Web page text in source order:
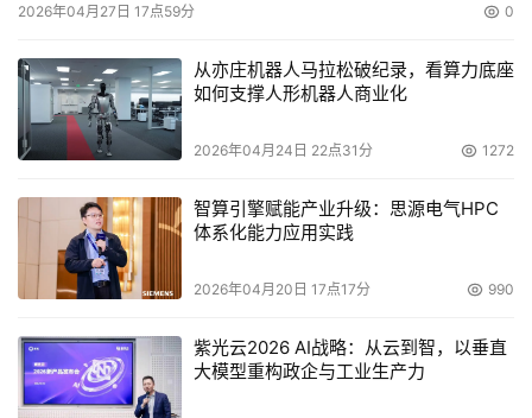
2026年04月27日 17点59分 0
从亦庄机器人马拉松破纪录，看算力底座
如何支撑人形机器人商业化
2026年04月24日 22点31分 1272
智算引擎赋能产业升级：思源电气HPC
体系化能力应用实践
2026年04月20日 17点17分 990
紫光云2026 AI战略：从云到智，以垂直
大模型重构政企与工业生产力